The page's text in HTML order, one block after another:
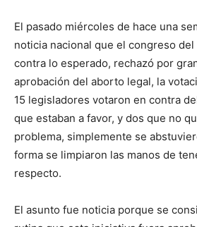
El pasado miércoles de hace una
noticia nacional que el congreso
contra lo esperado, rechazó por
aprobación del aborto legal, la
15 legisladores votaron en contra
que estaban a favor, y dos que no
problema, simplemente se
forma se limpiaron las manos de
respecto.
El asunto fue noticia porque se